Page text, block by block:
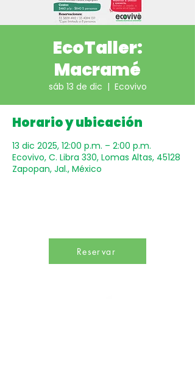
EcoTaller:
Macramé
sáb 13 de dic
  |
Ecovivo
Horario y ubicación
13 dic 2025, 12:00 p.m. – 2:00 p.m.
Ecovivo, C. Libra 330, Lomas Altas, 45128
Zapopan, Jal., México
Reservar